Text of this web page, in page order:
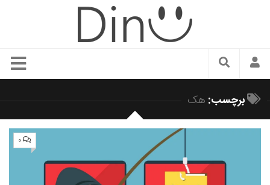
سبک زندگی
زیبایی و آرایش
شیک پوشی
دکوراسیون و چیدمان
برچسب: هک
۰